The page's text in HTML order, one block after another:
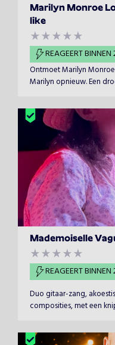
Marilyn Monroe
like
REAGEERT
​Ontmoet Marilyn
Marilyn opnieuw. Een
Mademoiselle
REAGEERT
Duo gitaar-zang,
composities, met een